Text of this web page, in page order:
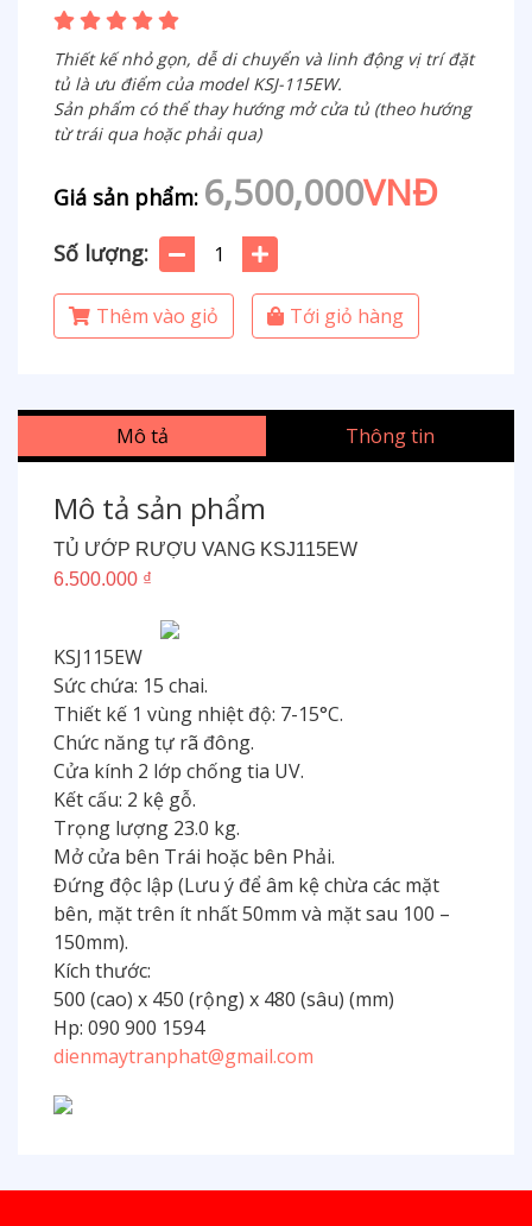
Thiết kế nhỏ gọn, dễ di chuyển và linh động vị trí đặt
tủ là ưu điểm của model KSJ-115EW.
Sản phẩm có thể thay hướng mở cửa tủ (theo hướng
từ trái qua hoặc phải qua)
Giá sản phẩm: 6,500,000VNĐ
Số lượng:
Thêm vào giỏ Tới giỏ hàng
Mô tả Thông tin
Mô tả sản phẩm
TỦ ƯỚP RƯỢU VANG KSJ115EW
6.500.000 ₫
KSJ115EW
Sức chứa: 15 chai.
Thiết kế 1 vùng nhiệt độ: 7-15°C.
Chức năng tự rã đông.
Cửa kính 2 lớp chống tia UV.
Kết cấu: 2 kệ gỗ.
Trọng lượng 23.0 kg.
Mở cửa bên Trái hoặc bên Phải.
Đứng độc lập (Lưu ý để âm kệ chừa các mặt
bên, mặt trên ít nhất 50mm và mặt sau 100 –
150mm).
Kích thước:
500 (cao) x 450 (rộng) x 480 (sâu) (mm)
Hp: 090 900 1594
dienmaytranphat@gmail.com